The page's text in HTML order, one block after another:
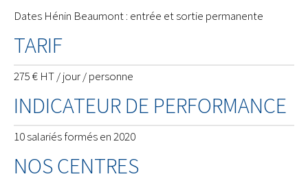
Dates Hénin Beaumont : entrée et sortie permanente
TARIF
275 € HT / jour / personne
INDICATEUR DE PERFORMANCE
10 salariés formés en 2020
NOS CENTRES